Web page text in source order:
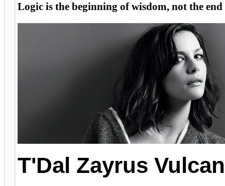
Logic is the beginning of wisdom, not the
T'Dal Zayrus